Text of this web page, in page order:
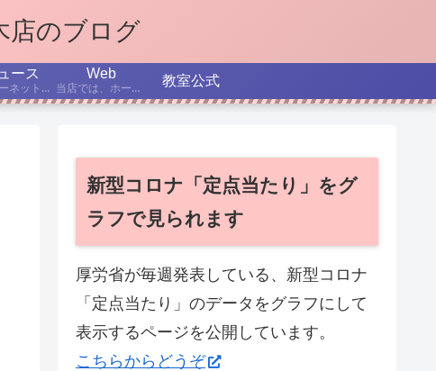
店のブログ
ース
インターネット、パソコン、スマホなどについての最新ニュースから、テーマを選んで解説する記事です。
Web
当店では、ホームページ作成を学べるコースを設置しています。ここでは、制作日記、役立つTips、これからのホームページ制作、SEOなどについて書いていきます。
教室公式
新型コロナ「定点当たり」をグ
ラフで見られます
厚労省が毎週発表している、新型コロナ
「定点当たり」のデータをグラフにして
表示するページを公開しています。
こちらからどうぞ